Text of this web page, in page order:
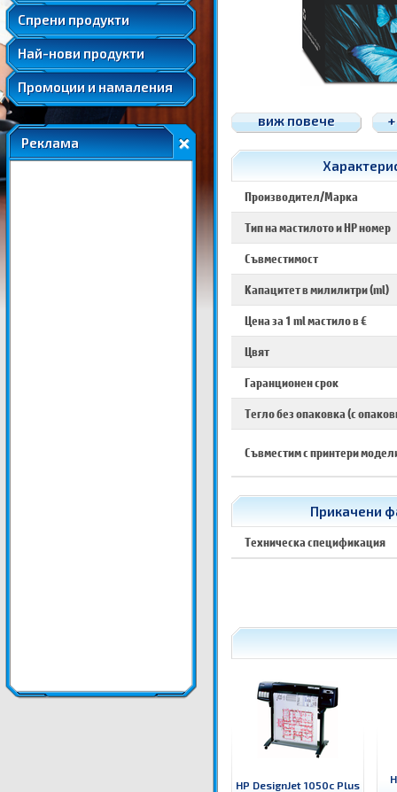
Спрени продукти
Удължени и допълнителни гаранции
Най-нови продукти
Промоции и намаления
Реклама
виж повече
Производител/Марка
Тип на мастилото и HP номер
Съвместимост
Капацитет в милилитри (ml)
Цена за 1 ml мастило в €
Цвят
Гаранционен срок
Тегло без опаковка (с
Съвместим с принтери
Прикачени
Техническа спецификация
HP DesignJet 1050c Plus